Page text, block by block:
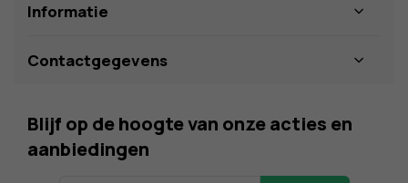
Informatie
Contactgegevens
Blijf op de hoogte van onze acties en
aanbiedingen